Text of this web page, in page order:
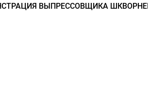
ВЫПРЕССОВЩИКА